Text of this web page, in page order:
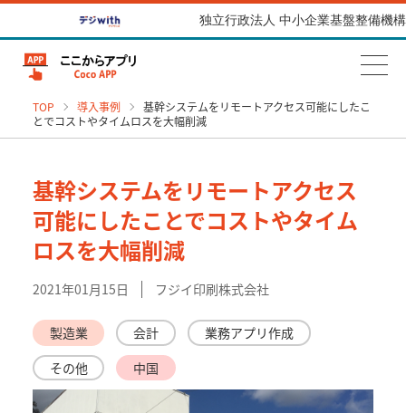
独立行政法人 中小企業基盤整備機構
TOP 導入事例
基幹システムをリモートアクセス可能にしたこ
とでコストやタイムロスを大幅削減
基幹システムをリモートアクセス
可能にしたことでコストやタイム
ロスを大幅削減
2021年01月15日 フジイ印刷株式会社
製造業 会計
業務アプリ作成
その他
中国